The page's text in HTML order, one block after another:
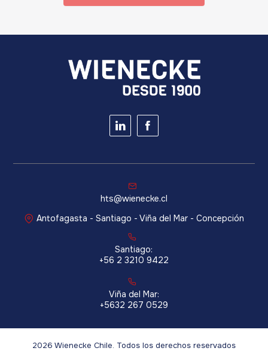
hts@wienecke.cl
Antofagasta - Santiago - Viña del Mar - Concepción
Santiago:
+56 2 3210 9422
Viña del Mar:
+5632 267 0529
2026 Wienecke Chile. Todos los derechos reservados